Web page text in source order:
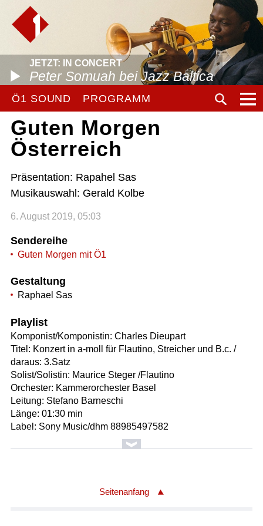
JETZT: IN CONCERT
Peter Somuah bei Jazz Baltica
Ö1 SOUND PROGRAMM
Guten Morgen
Österreich
Präsentation: Rapahel Sas
Musikauswahl: Gerald Kolbe
6. August 2019, 05:03
Sendereihe
Guten Morgen mit Ö1
Gestaltung
Raphael Sas
Playlist
Komponist/Komponistin: Charles Dieupart
Titel: Konzert in a-moll für Flautino, Streicher und B.c. /
daraus: 3.Satz
Solist/Solistin: Maurice Steger /Flautino
Orchester: Kammerorchester Basel
Leitung: Stefano Barneschi
Länge: 01:30 min
Label: Sony Music/dhm 88985497582
Komponist/Komponistin: Ignaz Holzbauer
Leitung: Julia SchröderSeitenanfang